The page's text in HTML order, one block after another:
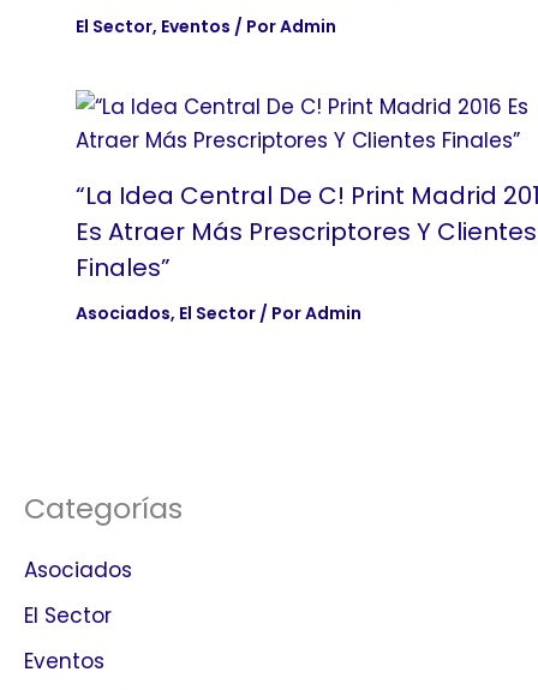
El Sector, Eventos / PorAdmin
“La Idea Central De C! Print Madrid
Es Atraer Más Prescriptores Y Clientes
Finales”
Asociados, El Sector/ PorAdmin
Categorías
Asociados
El Sector
Eventos